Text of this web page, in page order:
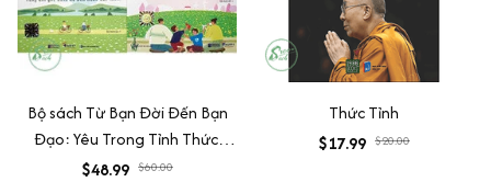
Bộ sách Từ Bạn Đời Đến Bạn
Đạo: Yêu Trong Tỉnh Thức,
Kiến Tạo Gia Đình Hạnh Phúc -
$48.99 $60.00
Thức Tỉnh
$17.99 $20.00